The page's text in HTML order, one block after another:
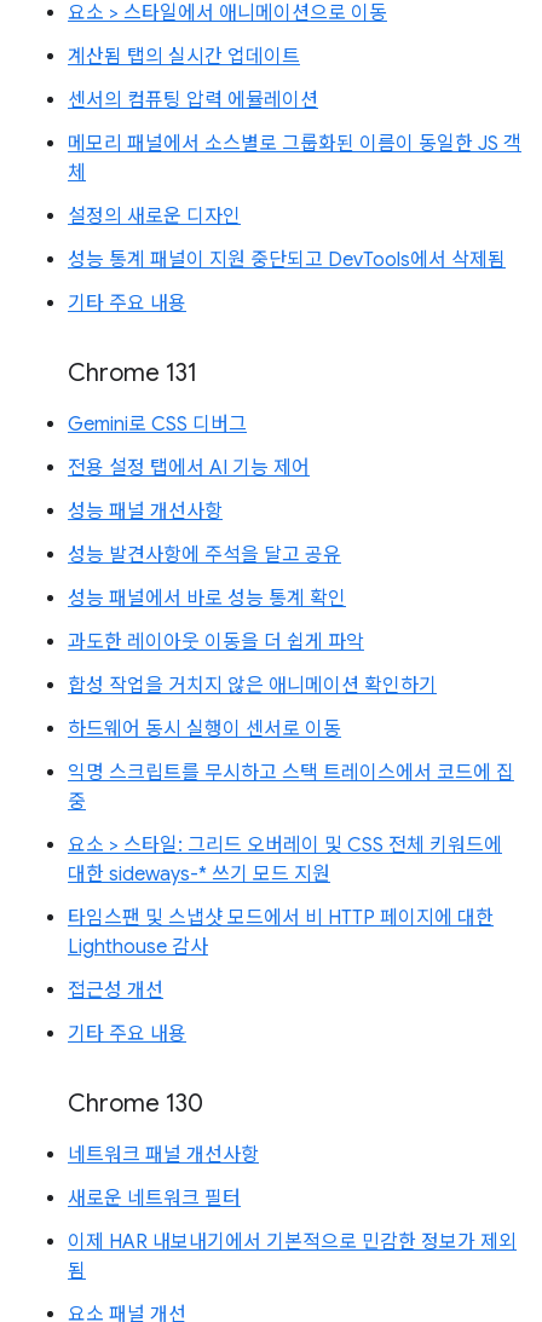
요소 > 스타일에서 애니메이션으로 이동
계산됨 탭의 실시간 업데이트
센서의 컴퓨팅 압력 에뮬레이션
메모리 패널에서 소스별로 그룹화된 이름이 동일한 JS 객
체
설정의 새로운 디자인
성능 통계 패널이 지원 중단되고 DevTools에서 삭제됨
기타 주요 내용
Chrome 131
Gemini로 CSS 디버그
전용 설정 탭에서 AI 기능 제어
성능 패널 개선사항
성능 발견사항에 주석을 달고 공유
성능 패널에서 바로 성능 통계 확인
과도한 레이아웃 이동을 더 쉽게 파악
합성 작업을 거치지 않은 애니메이션 확인하기
하드웨어 동시 실행이 센서로 이동
익명 스크립트를 무시하고 스택 트레이스에서 코드에 집
중
요소 > 스타일: 그리드 오버레이 및 CSS 전체 키워드에
대한 sideways-* 쓰기 모드 지원
타임스팬 및 스냅샷 모드에서 비 HTTP 페이지에 대한
Lighthouse 감사
접근성 개선
기타 주요 내용
Chrome 130
네트워크 패널 개선사항
새로운 네트워크 필터
이제 HAR 내보내기에서 기본적으로 민감한 정보가 제외
됨
요소 패널 개선